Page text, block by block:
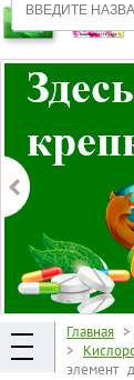
Главная >
>
элемент